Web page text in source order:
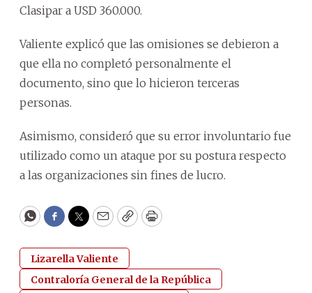
Clasipar a USD 360.000.
Valiente explicó que las omisiones se debieron a
que ella no completó personalmente el
documento, sino que lo hicieron terceras
personas.
Asimismo, consideró que su error involuntario fue
utilizado como un ataque por su postura respecto
a las organizaciones sin fines de lucro.
WhatsApp
Facebook
Twitter
EmailCopyPrint
Lizarella Valiente
Contraloría General de la República